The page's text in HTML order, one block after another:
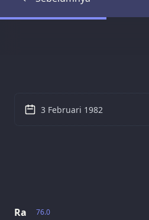
Transkrip
76.0
Ra
3 Februari 1982